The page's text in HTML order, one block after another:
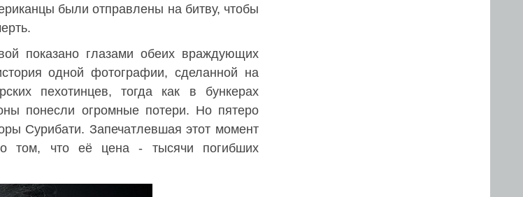
были отправлены на битву, чтобы
показано глазами обеих враждующих
одной фотографии, сделанной на
пехотинцев, тогда как в бункерах
понесли огромные потери. Но пятеро
Сурибати. Запечатлевшая этот момент
том, что её цена - тысячи погибших